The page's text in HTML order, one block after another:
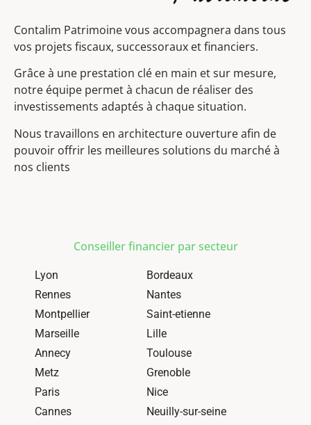
Contalim Patrimoine vous accompagnera dans tous
vos projets fiscaux, successoraux et financiers.
Grâce à une prestation clé en main et sur mesure,
notre équipe permet à chacun de réaliser des
investissements adaptés à chaque situation.
Nous travaillons en architecture ouverture afin de
pouvoir offrir les meilleures solutions du marché à
nos clients
Conseiller financier par secteur
Lyon
Bordeaux
Rennes
Nantes
Montpellier
Saint-etienne
Marseille
Lille
Annecy
Toulouse
Metz
Grenoble
Paris
Nice
Cannes
Neuilly-sur-seine